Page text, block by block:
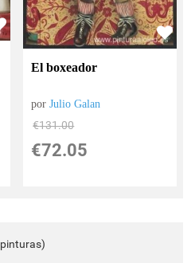
El boxeador
porJulio Galan
€131.00
€72.05
pinturas)